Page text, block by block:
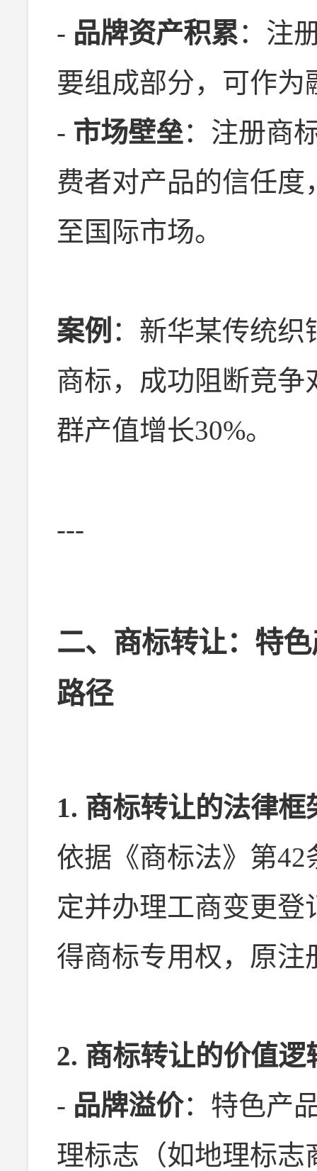
- 品牌资产积累：注
要组成部分，可作
- 市场壁垒：注册商
费者对产品的信任
至国际市场。
案例 ：新华某传统织
商标，成功阻断竞
群产值增长30%。
---
二、商标转让：特
路径
1. 商标转让的法律框
依据《商标法》第
定并办理工商变更
得商标专用权，原注
2. 商标转让的价值逻
- 品牌溢价：特色产
理标志（如地理标志